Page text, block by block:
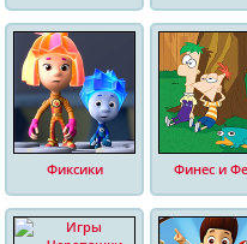
Фиксики Финес и